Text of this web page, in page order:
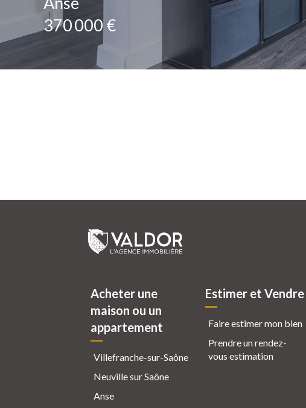
370 000 €
Acheter une
maison ou un
appartement
Villefranche-sur-Saône
Neuville sur Saône
Anse
Estimer et Vendre
Faire estimer mon bien
Prendre un rendez-
vous estimation